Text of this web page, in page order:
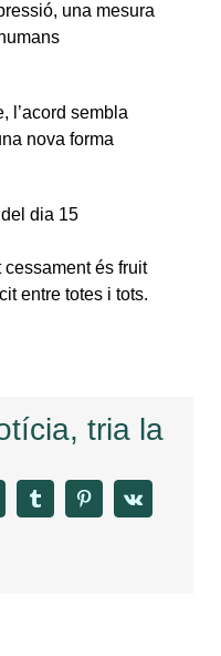
una mesura
l’acord sembla
nova forma
dia 15
és fruit
entre totes i tots.
tria la
whatsapptumblr pinterestvk